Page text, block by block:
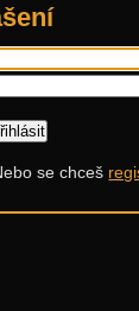
se chceš